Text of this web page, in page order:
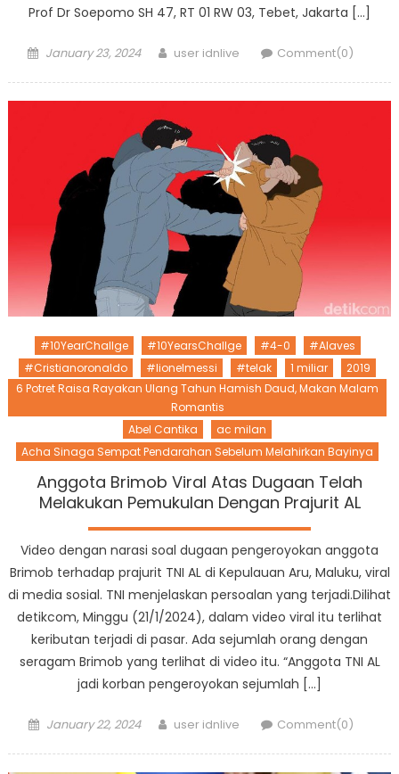
Prof Dr Soepomo SH 47, RT 01 RW 03, Tebet, Jakarta […]
Posted
January 23, 2024 Author
user idnlive Comment(0)
#10YearChallge #10YearsChallge #4-0
#Alaves
#Cristianoronaldo
#lionelmessi #telak 1 miliar
2019
6 Potret Raisa Rayakan Ulang Tahun Hamish Daud, Makan Malam
Romantis
Abel Cantika
ac milan
Acha Sinaga Sempat Pendarahan Sebelum Melahirkan Bayinya
Anggota Brimob Viral Atas Dugaan Telah
Melakukan Pemukulan Dengan Prajurit AL
Video dengan narasi soal dugaan pengeroyokan anggota
Brimob terhadap prajurit TNI AL di Kepulauan Aru, Maluku, viral
di media sosial. TNI menjelaskan persoalan yang terjadi.Dilihat
detikcom, Minggu (21/1/2024), dalam video viral itu terlihat
keributan terjadi di pasar. Ada sejumlah orang dengan
seragam Brimob yang terlihat di video itu. “Anggota TNI AL
jadi korban pengeroyokan sejumlah […]
Posted
January 22, 2024 Author
user idnlive Comment(0)